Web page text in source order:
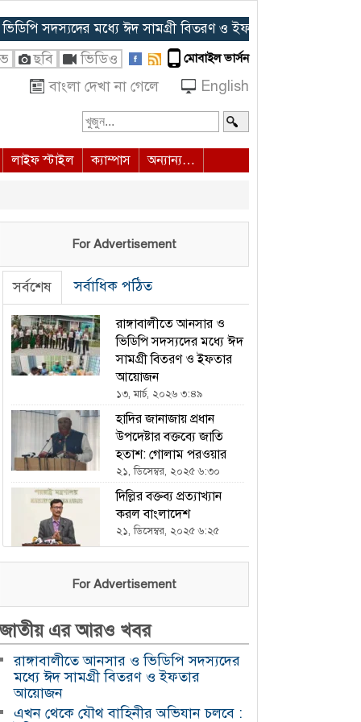
মধ্যে ঈদ সামগ্রী বিতরণ ও ইফতার আয়োজন
মোবাইল ভার্সন
ভিডিও
ছবি
English
বাংলা দেখা না গেলে
লাইফ স্টাইল ক্যাম্পাস অন্যান্য…
For Advertisement
সর্বশেষ সর্বাধিক পঠিত
রাঙ্গাবালীতে আনসার ও
ভিডিপি সদস্যদের মধ্যে ঈদ
সামগ্রী বিতরণ ও ইফতার
আয়োজন
১৩, মার্চ, ২০২৬ ৩:৪৯
হাদির জানাজায় প্রধান
উপদেষ্টার বক্তব্যে জাতি
হতাশ: গোলাম পরওয়ার
২১, ডিসেম্বর, ২০২৫ ৬:৩০
দিল্লির বক্তব্য প্রত্যাখ্যান
করল বাংলাদেশ
২১, ডিসেম্বর, ২০২৫ ৬:২৫
ভারতকে হারিয়ে এশিয়া
কাপে চ্যাম্পিয়ন পাকিস্তান
এখন থেকে যৌথ বাহিনীর
অভিযান চলবে : ইসি
২১, ডিসেম্বর, ২০২৫ ৬:২১
হযরত শাহজালাল
For Advertisement
জাতীয় এর আরও খবর
রাঙ্গাবালীতে আনসার ও ভিডিপি সদস্যদের
মধ্যে ঈদ সামগ্রী বিতরণ ও ইফতার
আয়োজন
এখন থেকে যৌথ বাহিনীর অভিযান চলবে :